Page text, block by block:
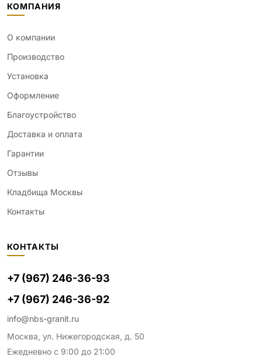
КОМПАНИЯ
О компании
Производство
Установка
Оформление
Благоустройство
Доставка и оплата
Гарантии
Отзывы
Кладбища Москвы
Контакты
КОНТАКТЫ
+7 (967) 246-36-93
+7 (967) 246-36-92
info@nbs-granit.ru
Москва, ул. Нижегородская, д. 50
Ежедневно с 9:00 до 21:00